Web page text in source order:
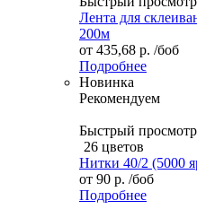
Лента для
200м
от 435,68 р. /боб
Подробнее
Новинка
Рекомендуем
Быстрый просмотр
26 цветов
Нитки 40/2 (5000
от 90 р. /боб
Подробнее